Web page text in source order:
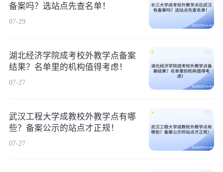
备案吗？选站点先查名单！
07-29
湖北经济学院成考校外教学点备案
结果？名单里的机构值得考虑！
07-27
武汉工程大学成教校外教学点有哪
些？备案公示的站点才正规！
07-27